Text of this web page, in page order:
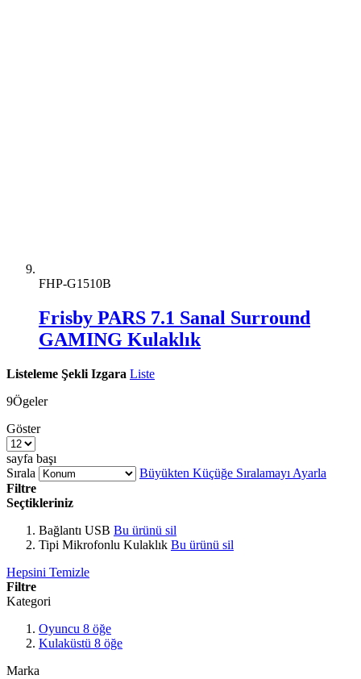
FHP-G1510B
Frisby PARS 7.1 Sanal Surround
GAMING Kulaklık
Listeleme Şekli Izgara Liste
9Ögeler
Göster
sayfa başı
Sırala
Büyükten Küçüğe Sıralamayı Ayarla
Filtre
Seçtikleriniz
Bağlantı USB Bu ürünü sil
Tipi Mikrofonlu Kulaklık Bu ürünü sil
Hepsini Temizle
Filtre
Kategori
Oyuncu 8 öğe
Kulaküstü 8 öğe
Marka